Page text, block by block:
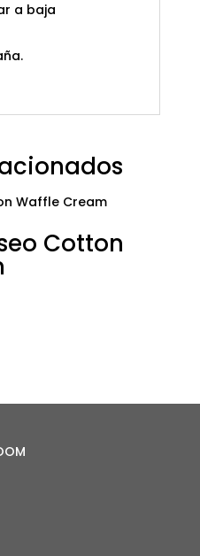
a baja
Cotton